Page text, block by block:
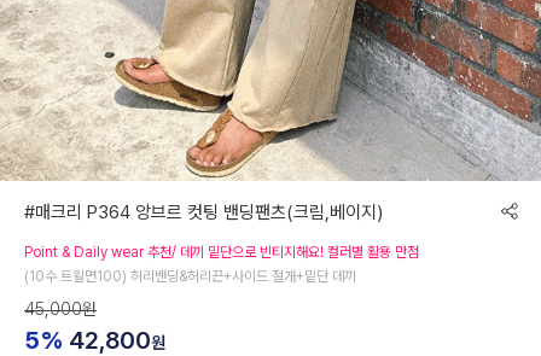
#매크리 P364 앙브르 컷팅 밴딩팬츠(크림,베이지)
Point & Daily wear 추천/ 데끼 밑단으로 빈티지해요! 컬러별 활용 만점
(10수 트윌면100) 허리밴딩&허리끈+사이드 절개+밑단 데끼
45,000원
5% 42,800원